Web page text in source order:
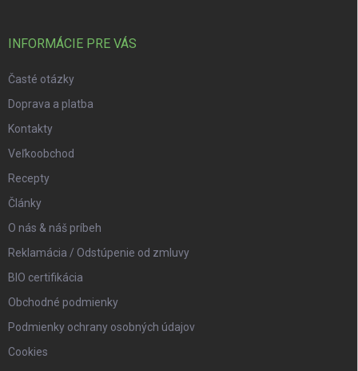
INFORMÁCIE PRE VÁS
Časté otázky
Doprava a platba
Kontakty
Veľkoobchod
Recepty
Články
O nás & náš príbeh
Reklamácia / Odstúpenie od zmluvy
BIO certifikácia
Obchodné podmienky
Podmienky ochrany osobných údajov
Cookies